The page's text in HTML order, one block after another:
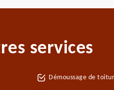
services
Démoussage de